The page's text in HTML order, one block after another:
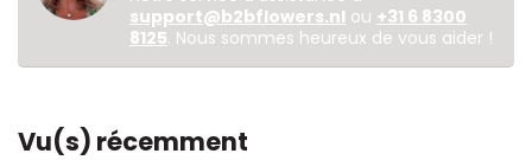
support@b2bflowers.nl ou +31 6 8300
8125. Nous sommes heureux de vous aider !
Vu(s) récemment